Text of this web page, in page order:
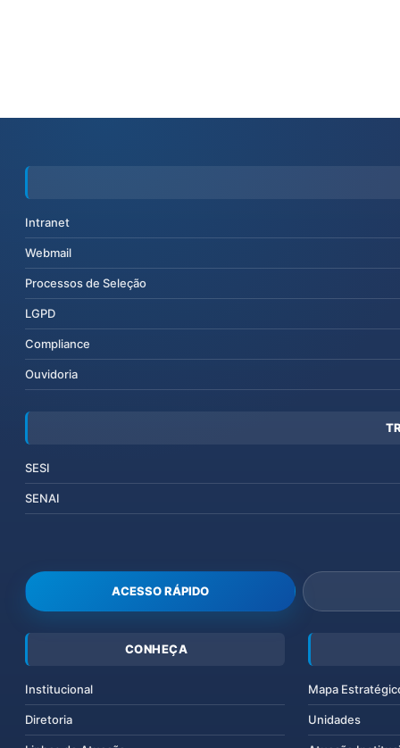
Intranet
Webmail
Processos de Seleção
LGPD
Compliance
Ouvidoria
SESI
SENAI
ACESSO RÁPIDO
CONHEÇA
Institucional
Diretoria
Mapa
Unidades